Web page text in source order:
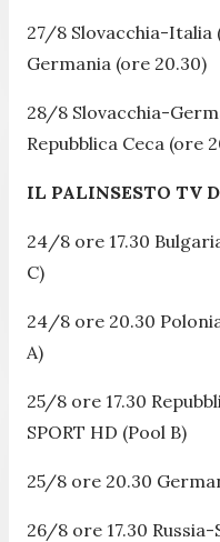
27/8 Slovacchia-Italia
Germania (ore 20.30)
28/8 Slovacchia-
Repubblica Ceca (ore
IL PALINSESTO TV
24/8 ore 17.30
C)
24/8 ore 20.30
A)
25/8 ore 17.30
SPORT HD (Pool B)
25/8 ore 20.30
26/8 ore 17.30 Russia-